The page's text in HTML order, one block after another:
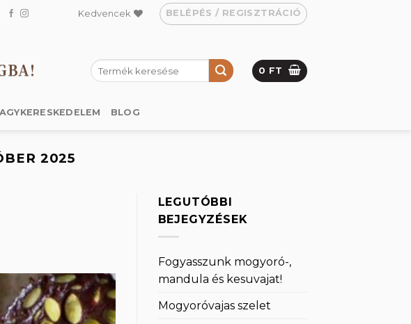
Kedvencek BELÉPÉS / REGISZTRÁCIÓ
Keresés
a
0 FT
BLOG
2025
LEGUTÓBBI
BEJEGYZÉSEK
Fogyasszunk mogyoró-,
mandula és kesuvajat!
Mogyoróvajas szelet